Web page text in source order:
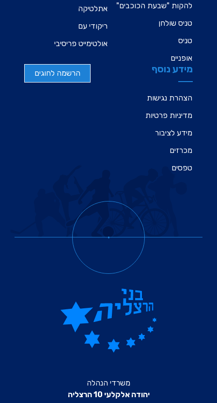
להקות "שבעת הכוכבים"
טניס שולחן
טניס
אופניים
אתלטיקה
ריקודי עם
אולטימייט פריסיבי
מידע נוסף
הצהרת נגישות
מדיניות פרטיות
מידע לציבור
מכרזים
טפסים
הרשמה לחוגים
משרדי הנהלה
יהודה אלקלעי 10 הרצליה